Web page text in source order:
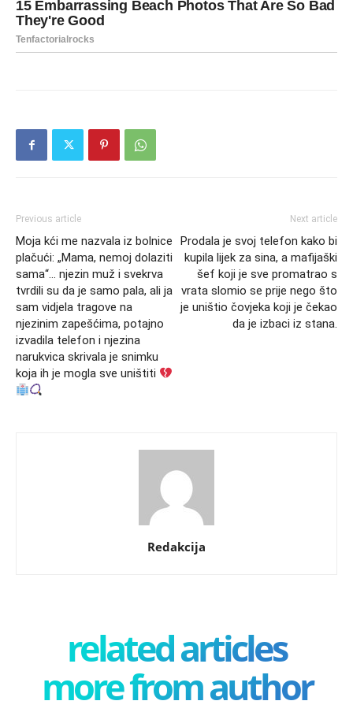
Previous article
Moja kći me nazvala iz bolnice
plačući: „Mama, nemoj dolaziti
sama“… njezin muž i svekrva
tvrdili su da je samo pala, ali ja
sam vidjela tragove na
njezinim zapešćima, potajno
izvadila telefon i njezina
narukvica skrivala je snimku
koja ih je mogla sve uništiti
Next article
Prodala je svoj telefon kako bi
kupila lijek za sina, a mafijaški
šef koji je sve promatrao s
vrata slomio se prije nego što
je uništio čovjeka koji je čekao
da je izbaci iz stana.
Redakcija
related articles
more from author